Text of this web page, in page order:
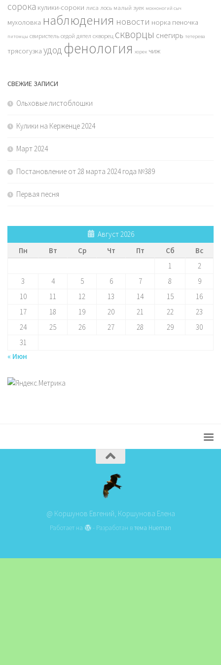
сорока кулики-сороки лиса лось малый зуек мохноногий сыч
мухоловка наблюдения новости норка пеночка
питомцы свиристельседой дятел скворец скворцы снегирь тетерева
трясогузка удод фенология хорек чиж
СВЕЖИЕ ЗАПИСИ
Ольховые листоблошки
Кулики на Керженце 2024
Март 2024
Постановление от 28 марта 2024 года №389
Первая песня
Август 2026
Пн
Вт Ср Чт Пт Сб
Вс
1
2
3
4 5 6 7 8
9
10
11 12 13 14 15
16
17
18 19 20 21 22
23
24
25 26 27 28 29
30
31
« Июн
@ Коршунов Евгений, Коршунова Елена
Работает на - Разработан втема Hueman